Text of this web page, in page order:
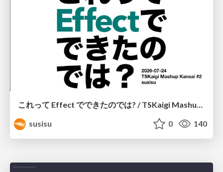
これって Effect でできたのでは? / TSKaigi Mashup Kansai #2
susisu
0 140